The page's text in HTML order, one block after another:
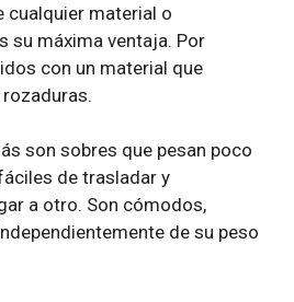
cualquier material o
su máxima ventaja. Por
con un material que
son sobres que pesan poco
de trasladar y
a otro. Son cómodos,
de su peso